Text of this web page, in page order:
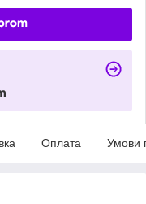
Оплата Умови